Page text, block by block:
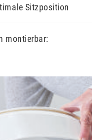
Sitzposition
montierbar: